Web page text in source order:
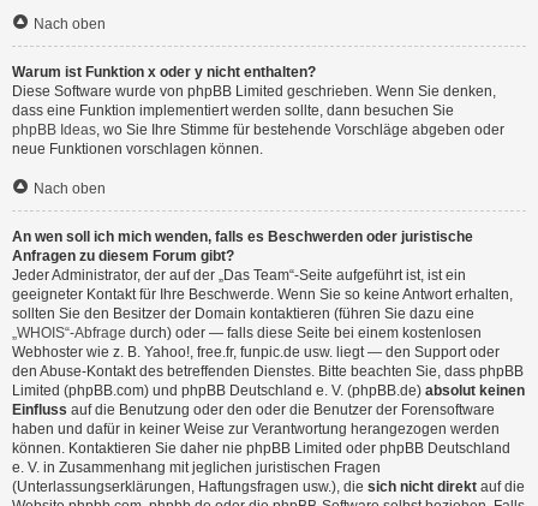
Nach oben
Warum ist Funktion x oder y nicht enthalten?
Diese Software wurde von phpBB Limited geschrieben. Wenn Sie denken,
dass eine Funktion implementiert werden sollte, dann besuchen Sie
phpBB Ideas, wo Sie Ihre Stimme für bestehende Vorschläge abgeben oder
neue Funktionen vorschlagen können.
Nach oben
An wen soll ich mich wenden, falls es Beschwerden oder juristische
Anfragen zu diesem Forum gibt?
Jeder Administrator, der auf der „Das Team“-Seite aufgeführt ist, ist ein
geeigneter Kontakt für Ihre Beschwerde. Wenn Sie so keine Antwort erhalten,
sollten Sie den Besitzer der Domain kontaktieren (führen Sie dazu eine
„WHOIS“-Abfrage durch) oder — falls diese Seite bei einem kostenlosen
Webhoster wie z. B. Yahoo!, free.fr, funpic.de usw. liegt — den Support oder
den Abuse-Kontakt des betreffenden Dienstes. Bitte beachten Sie, dass phpBB
Limited (phpBB.com) und phpBB Deutschland e. V. (phpBB.de) absolut keinen
Einfluss auf die Benutzung oder den oder die Benutzer der Forensoftware
haben und dafür in keiner Weise zur Verantwortung herangezogen werden
können. Kontaktieren Sie daher nie phpBB Limited oder phpBB Deutschland
e. V. in Zusammenhang mit jeglichen juristischen Fragen
(Unterlassungserklärungen, Haftungsfragen usw.), die sich nicht direkt auf die